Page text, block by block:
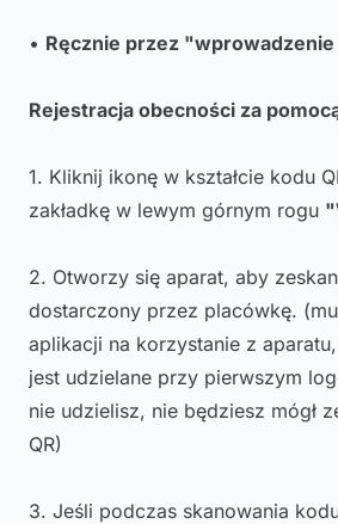
• Ręcznie przez
Rejestracja obecności za
1. Kliknij ikonę w kształcie kodu
zakładkę w lewym górnym rogu
2. Otworzy się aparat, aby
dostarczony przez placówkę.
aplikacji na korzystanie z
jest udzielane przy pierwszym
nie udzielisz, nie będziesz mógł
QR)
3. Jeśli podczas skanowania